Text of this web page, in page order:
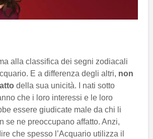
alla classifica dei segni zodiacali
E a differenza degli altri, non
della sua unicità. I nati sotto
che i loro interessi e le loro
essere giudicate male da chi li
se ne preoccupano affatto. Anzi,
che spesso l’Acquario utilizza il